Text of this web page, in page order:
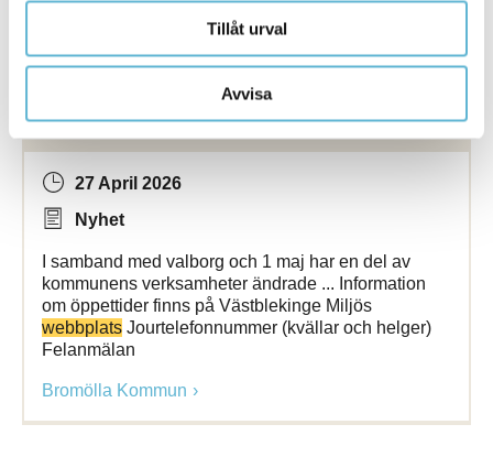
Tillåt urval
Avvisa
[Arkiverad] Ändrade öppettider vecka 18
27 April 2026
Nyhet
I samband med valborg och 1 maj har en del av
kommunens verksamheter ändrade ... Information
om öppettider finns på Västblekinge Miljös
webbplats Jourtelefonnummer (kvällar och helger)
Felanmälan
Bromölla Kommun